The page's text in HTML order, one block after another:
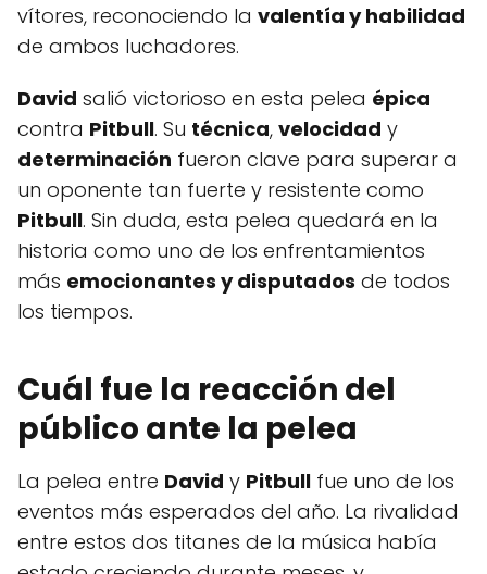
vítores, reconociendo la valentía y habilidad
de ambos luchadores.
David salió victorioso en esta pelea épica
contra Pitbull. Su técnica, velocidad y
determinación fueron clave para superar a
un oponente tan fuerte y resistente como
Pitbull. Sin duda, esta pelea quedará en la
historia como uno de los enfrentamientos
más emocionantes y disputados de todos
los tiempos.
Cuál fue la reacción del
público ante la pelea
La pelea entre David y Pitbull fue uno de los
eventos más esperados del año. La rivalidad
entre estos dos titanes de la música había